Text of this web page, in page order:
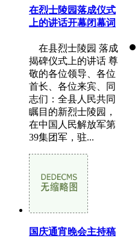
在烈士陵园落成仪式
上的讲话开幕闭幕词
在县烈士陵园 落成
揭碑仪式上的讲话 尊
敬的各位领导、各位
首长、各位来宾、同
志们：全县人民共同
瞩目的新烈士陵园，
在中国人民解放军第
39集团军，驻...
国庆通宵晚会主持稿